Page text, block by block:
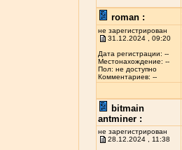
roman :
не зарегистрирован
31.12.2024 , 09:20
Дата регистрации: --
Местонахождение: --
Пол: не доступно
Комментариев: --
bitmain
antminer :
не зарегистрирован
28.12.2024 , 11:38